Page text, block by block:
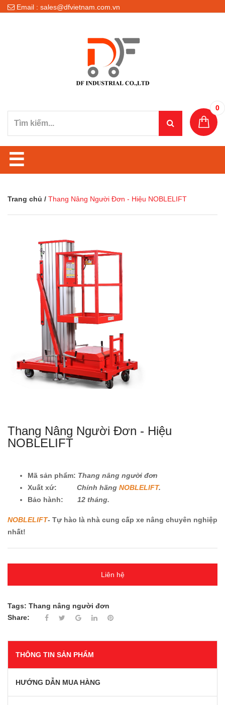
Email : sales@dfvietnam.com.vn
0
☰
Trang chủ / Thang Nâng Người Đơn - Hiệu NOBLELIFT
Thang Nâng Người Đơn - Hiệu
NOBLELIFT
Mã sản phẩm: Thang nâng người đơn
Xuất xứ: Chính hãng NOBLELIFT.
Bảo hành:
12 tháng.
NOBLELIFT- Tự hào là nhà cung cấp xe nâng chuyên nghiệp
nhất!
Liên hệ
Tags: Thang nâng người đơn
Share:
THÔNG TIN SẢN PHẨM
HƯỚNG DẪN MUA HÀNG